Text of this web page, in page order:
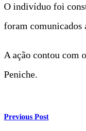
O indivíduo foi
foram comunicados
A ação contou com
Peniche.
Previous Post